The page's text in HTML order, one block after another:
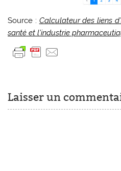
Source : Calculateur des liens
santé et l’industrie
Laisser un